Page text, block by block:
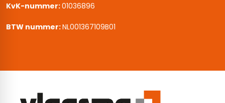
KvK-nummer:01036896
BTW nummer:NL001367109B01